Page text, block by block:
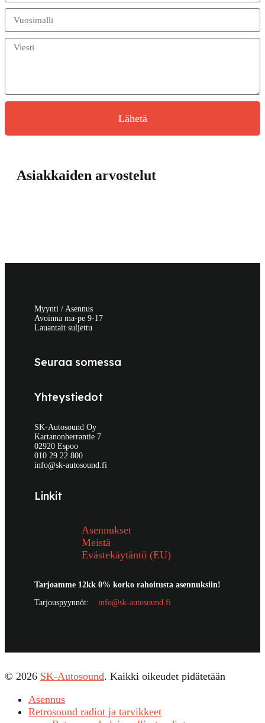
Lähetä
Asiakkaiden arvostelut
Myynti / Asennus
Avoinna ma-pe 9-17
Lauantait suljettu
Seuraa somessa
Yhteystiedot
SK-Autosound Oy
Kartanonherrantie 7
02920 Espoo
010 29 22 800
info@sk-autosound.fi
Linkit
Asennukset
Meistä
Evästekäytäntö (EU)
Tarjoamme 12kk 0% korko rahoitusta asennuksiin!
Tarjouspyynnöt: info@sk-autosound.fi
© 2026 SK-Autosound. Kaikki oikeudet pidätetään
Asennus
Retrosound radiot ja tarvikkeet